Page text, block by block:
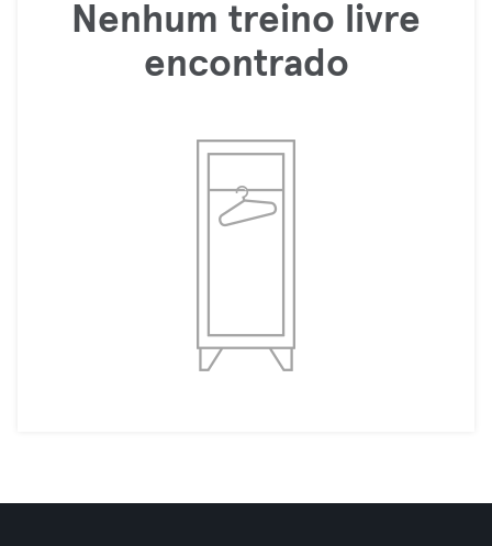
Nenhum treino livre
encontrado